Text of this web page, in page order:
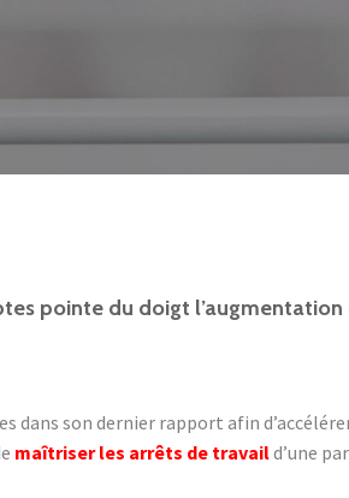
pointe du doigt l’augmentation
son dernier rapport afin
maîtriser les arrêts de travaild’une